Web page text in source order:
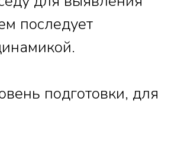
последует
подготовки, для